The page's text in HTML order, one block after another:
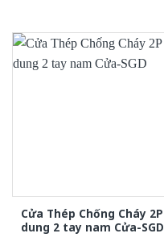
Cửa Thép Chống Cháy 2P
dung 2 tay nam Cửa-SGD